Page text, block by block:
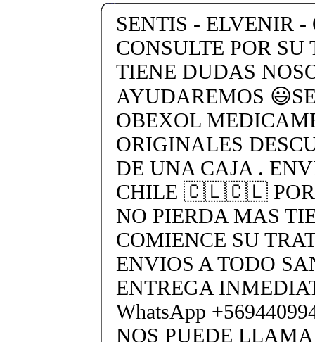
SENTIS - ELVENIR
CONSULTE POR
TIENE DUDAS
AYUDAREMOS
OBEXOL
ORIGINALES
DE UNA CAJA .
CHILE 🇨🇱🇨🇱 POR
NO PIERDA MAS
COMIENCE SU
ENVIOS A TODO
ENTREGA
WhatsApp
NOS PUEDE